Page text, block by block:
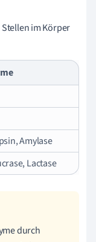
im Körper
Amylase
Lactase
durch